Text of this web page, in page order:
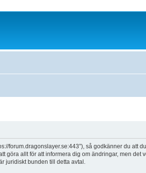
forum.dragonslayer.se:443”), så godkänner du
göra allt för att informera dig om ändringar, men
juridiskt bunden till detta avtal.